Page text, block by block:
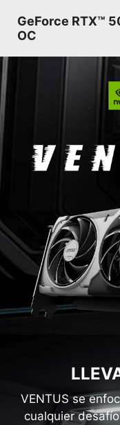
GeForce RTX™
OC
VENTUS se
cualquier